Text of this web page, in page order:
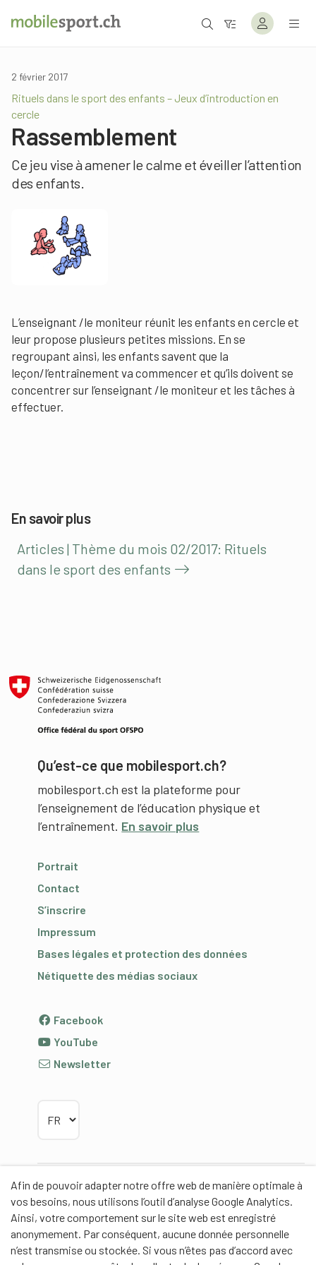
Afin de pouvoir adapter notre offre web de manière optimale à
vos besoins, nous utilisons l’outil d’analyse Google Analytics.
Ainsi, votre comportement sur le site web est enregistré
anonymement. Par conséquent, aucune donnée personnelle
n’est transmise ou stockée. Si vous n’êtes pas d’accord avec
2 février 2017
Rituels dans le sport des enfants – Jeux d’introduction en
cercle
Rassemblement
Ce jeu vise à amener le calme et éveiller l’attention
des enfants.
L’enseignant /le moniteur réunit les enfants en cercle et
leur propose plusieurs petites missions. En se
regroupant ainsi, les enfants savent que la
leçon/l’entraînement va commencer et qu’ils doivent se
concentrer sur l’enseignant /le moniteur et les tâches à
effectuer.
En savoir plus
Articles | Thème du mois 02/2017: Rituels
dans le sport des enfants
Qu’est-ce que mobilesport.ch?
mobilesport.ch est la plateforme pour
l’enseignement de l’éducation physique et
l’entraînement. En savoir plus
Portrait
Contact
S’inscrire
Impressum
Bases légales et protection des données
Nétiquette des médias sociaux
Facebook
YouTube
Newsletter
Partenaires